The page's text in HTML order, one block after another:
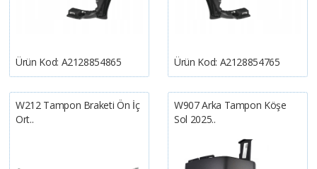
Ürün Kod: A2128854865 Ürün Kod: A2128854765
W212 Tampon Braketi Ön İç
Ort..
W907 Arka Tampon Köşe
Sol 2025..